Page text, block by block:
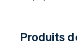
Produits